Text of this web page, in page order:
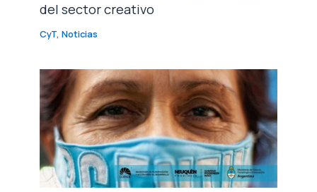
del sector creativo
CyT,Noticias